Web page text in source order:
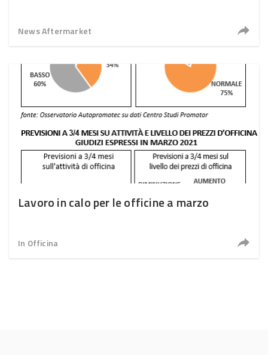
News Aftermarket
Lavoro in calo per le officine a marzo
In Officina